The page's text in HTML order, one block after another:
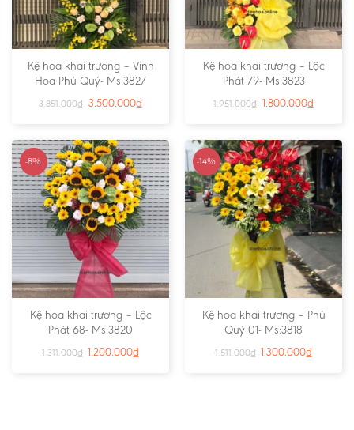
Kệ hoa khai trương – Vinh
Hoa Phú Quý- Ms:3827
3.851.000₫ 3.500.000₫
Kệ hoa khai trương – Lộc
Phát 79- Ms:3823
1.951.000₫ 1.800.000₫
-8%
Kệ hoa khai trương – Lộc
Phát 68- Ms:3820
1.311.000₫ 1.200.000₫
-14%
Kệ hoa khai trương – Phú
Quý 01- Ms:3818
1.511.000₫ 1.300.000₫